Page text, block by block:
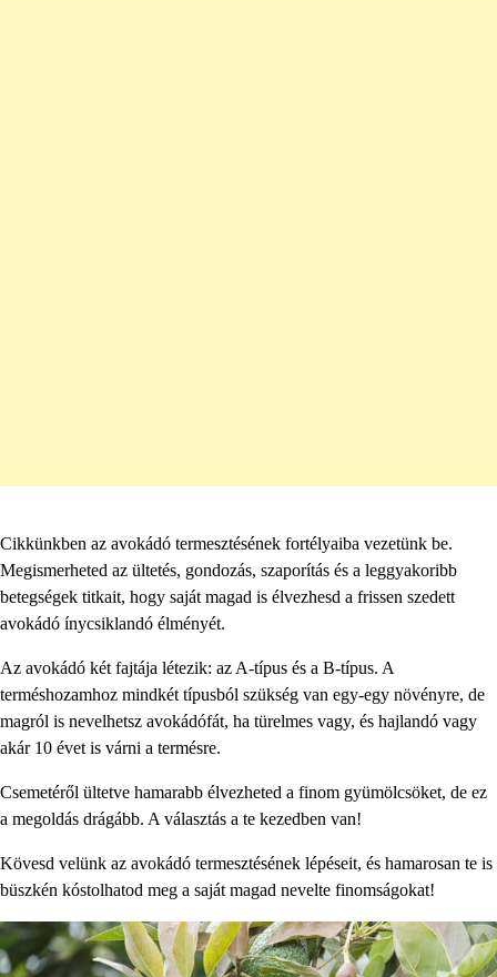
Cikkünkben az avokádó termesztésének fortélyaiba vezetünk be.
Megismerheted az ültetés, gondozás, szaporítás és a leggyakoribb
betegségek titkait, hogy saját magad is élvezhesd a frissen szedett
avokádó ínycsiklandó élményét.
Az avokádó két fajtája létezik: az A-típus és a B-típus. A
terméshozamhoz mindkét típusból szükség van egy-egy növényre, de
magról is nevelhetsz avokádófát, ha türelmes vagy, és hajlandó vagy
akár 10 évet is várni a termésre.
Csemetéről ültetve hamarabb élvezheted a finom gyümölcsöket, de ez
a megoldás drágább. A választás a te kezedben van!
Kövesd velünk az avokádó termesztésének lépéseit, és hamarosan te is
büszkén kóstolhatod meg a saját magad nevelte finomságokat!